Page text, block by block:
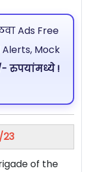
Ads Free
Mock
रुपयांमध्ये !
23
of the